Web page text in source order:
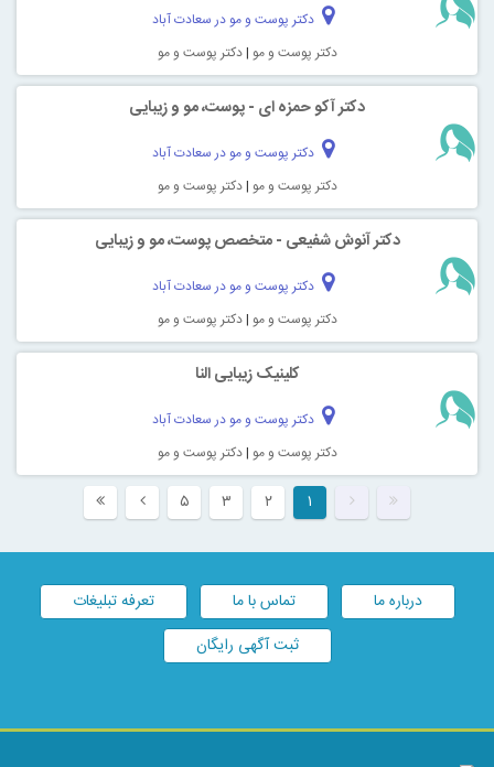
دکتر پوست و مو در سعادت آباد
دکتر پوست و مو |دکتر پوست و مو
دکتر آکو حمزه ای - پوست، مو و زیبایی
دکتر پوست و مو در سعادت آباد
دکتر پوست و مو |دکتر پوست و مو
دکتر آنوش شفیعی - متخصص پوست، مو و زیبایی
دکتر پوست و مو در سعادت آباد
دکتر پوست و مو |دکتر پوست و مو
کلینیک زیبایی النا
دکتر پوست و مو در سعادت آباد
دکتر پوست و مو |دکتر پوست و مو
۱ ۲ ۳ ۵
درباره ما تماس با ما
تعرفه تبلیغات
ثبت آگهی رایگان